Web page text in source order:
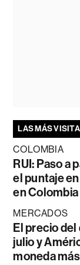
LAS MÁS
COLOMBIA
RUI: Paso a
el puntaje
en
MERCADOS
El precio del
julio y
moneda